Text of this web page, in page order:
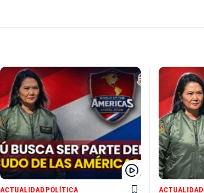
ACTUALIDADPOLÍTICA ACTUALIDAD